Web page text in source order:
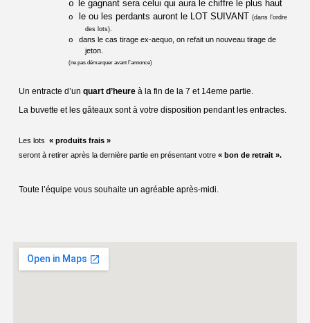
o
le gagnant sera celui qui aura le chiffre le plus haut
o le ou les perdants auront le LOT SUIVANT(dans l’ordre
des lots).
o
dans le cas tirage ex-aequo, on refait un nouveau tirage de
jeton.
(ne pas démarquer avant l’annonce)
Un entracte d’unquart d’heure à la fin de la 7 et 14eme partie.
La buvette et les gâteaux sont à votre disposition pendant les entractes.
Les lots« produits frais »
seront à retirer après la dernière partie en présentant votre« bon de retrait ».
Toute l’équipe vous souhaite un agréable après-midi.